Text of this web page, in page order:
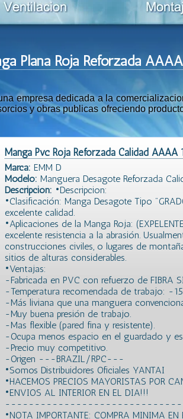
Plana Roja Reforzada AAAA
empresa dedicada a la
y obras publicas ofreciendo
Manga Pvc Roja Reforzada Calidad
Marca: EMM D
Modelo: Manguera Desagote Reforzada
Descripción: •Descripcion:
•Clasificación: Manga Desagote Tipo
excelente calidad.
•Aplicaciones de la Manga Roja:
excelente resistencia a la abrasión.
construcciones civiles, o lugares de
sitios de alturas considerables.
•Ventajas:
-Fabricada en PVC con refuerzo de FIBRA
-Temperatura recomendada de trabajo: -
-Más liviana que una manguera
-Muy buena presión de trabajo.
-Mas flexible (pared fina y resistente).
-Ocupa menos espacio en el guardado y
-Precio muy competitivo.
-Origen ---BRAZIL/RPC---
•Somos Distribuidores Oficiales YANTAI
•HACEMOS PRECIOS MAYORISTAS POR
•ENVIOS AL INTERIOR EN EL DIA!!!
•NOTA IMPORTANTE: COMPRA MINIMA